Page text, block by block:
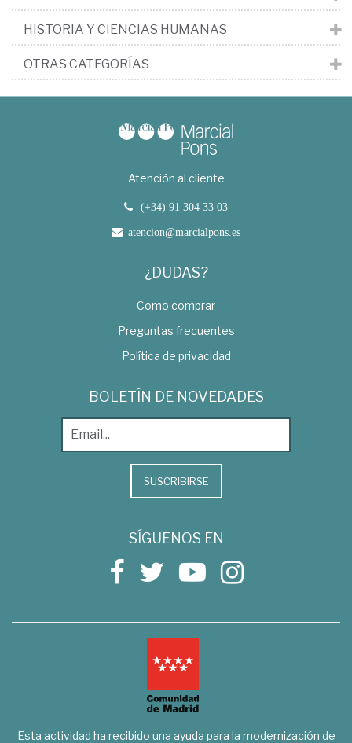
HISTORIA Y CIENCIAS HUMANAS
OTRAS CATEGORÍAS
Atención al cliente
(+34) 91 304 33 03
atencion@marcialpons.es
¿DUDAS?
Como comprar
Preguntas frecuentes
Política de privacidad
BOLETÍN DE NOVEDADES
SUSCRIBIRSE
SÍGUENOS EN
Esta actividad ha recibido una ayuda para la modernización de